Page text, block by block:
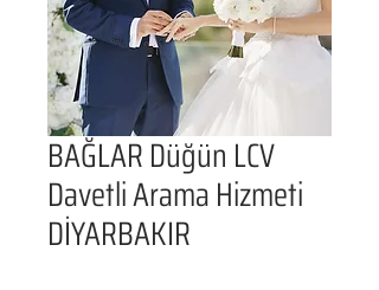
BAĞLAR Düğün LCV
Davetli Arama Hizmeti
DİYARBAKIR